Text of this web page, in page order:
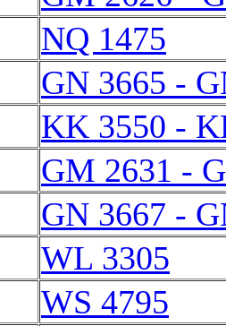
NQ 1475
GN 3665 -
KK 3550 -
GM 2631 -
GN 3667 -
WL 3305
WS 4795